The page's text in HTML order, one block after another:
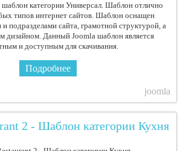
категории Универсал. Шаблон отлично
типов интернет сайтов. Шаблон оснащен
подразделами сайта, грамотной структурой, а
дизайном. Данный Joomla шаблон является
и доступным для скачивания.
Подробнее
joomla
2 - Шаблон категории Кухня